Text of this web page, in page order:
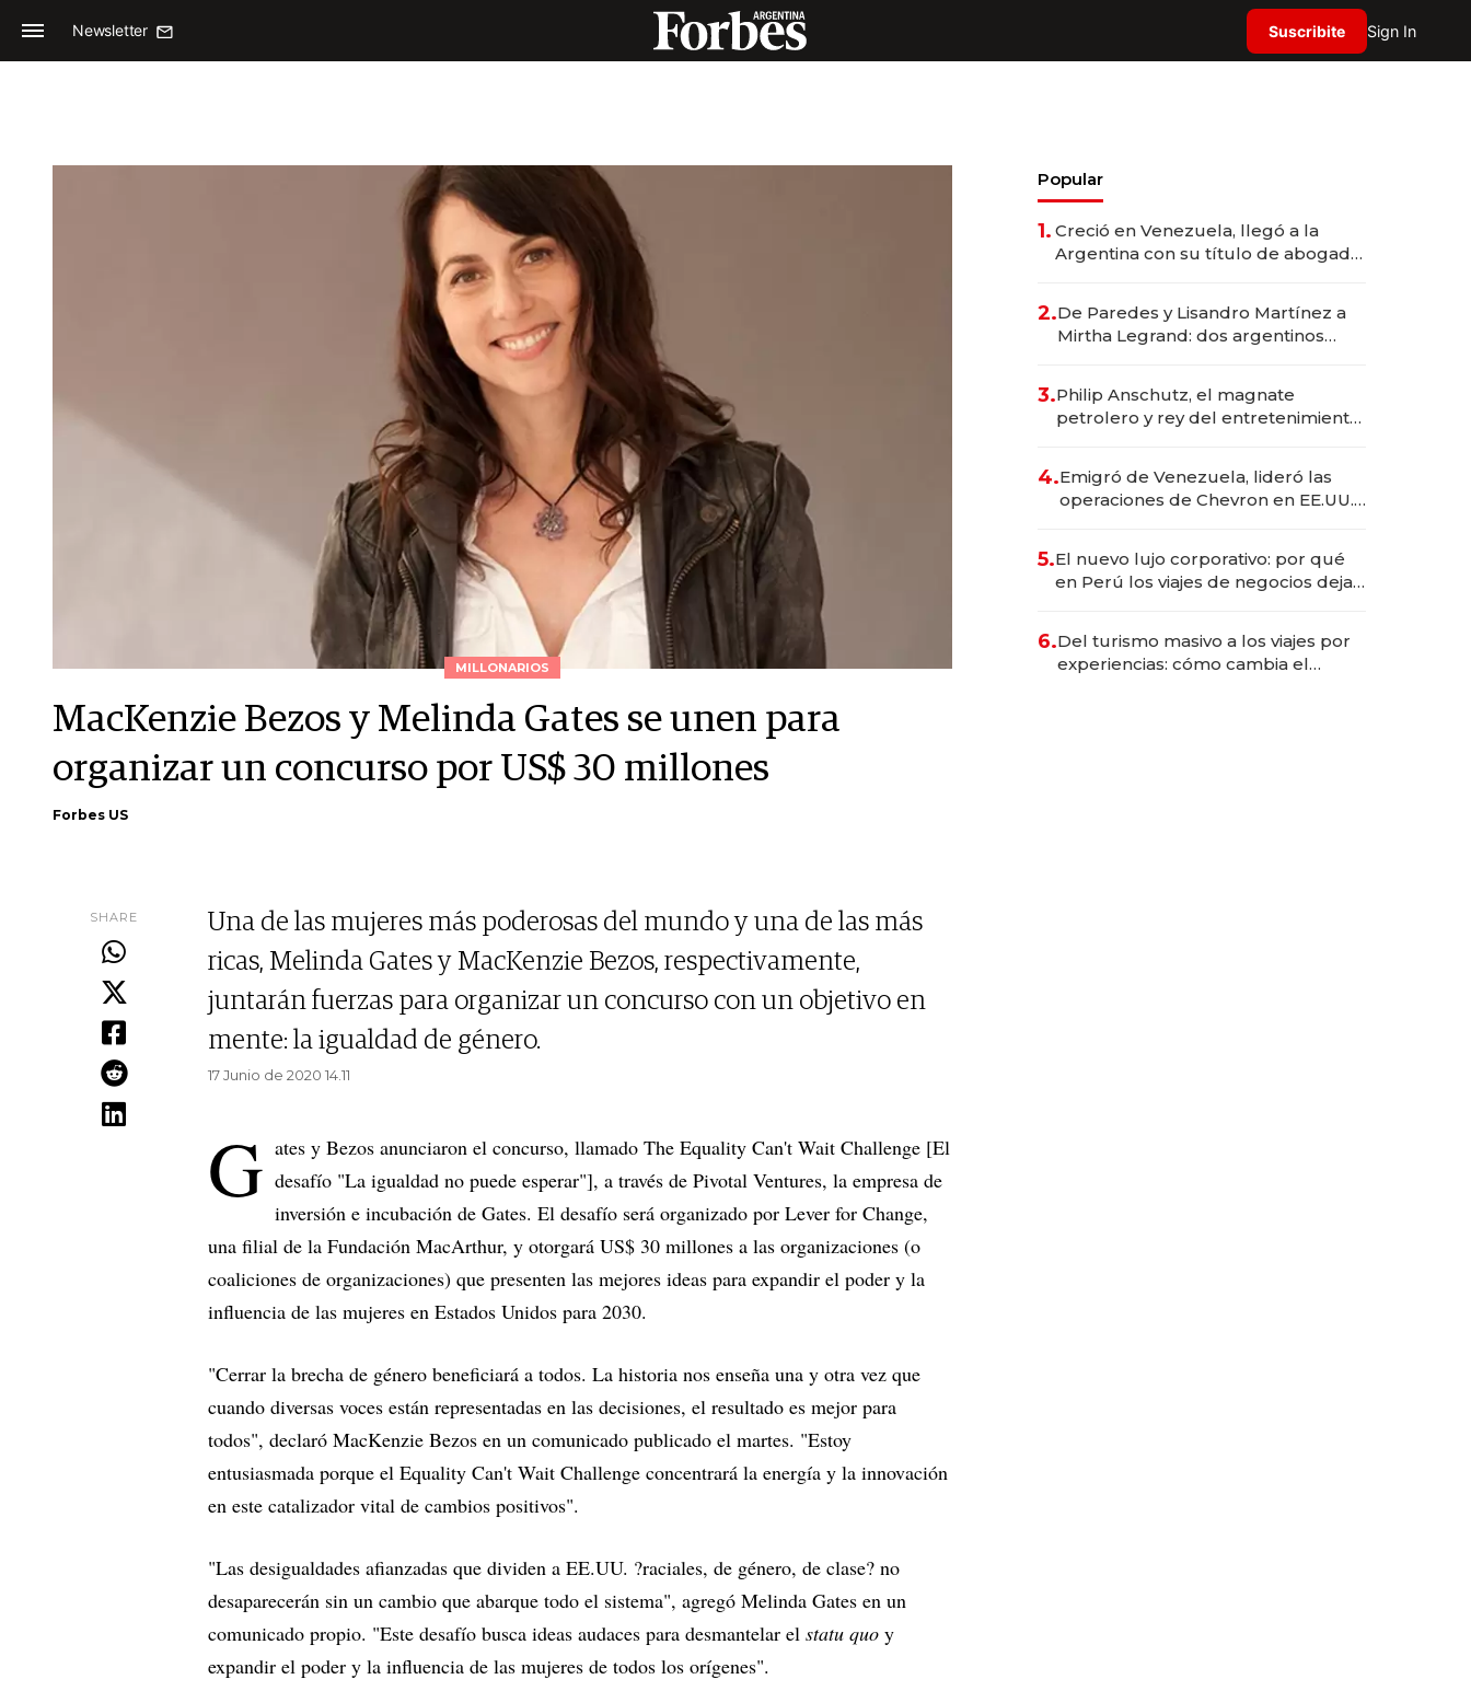
Newsletter Suscribite Sign In
MILLONARIOS
MacKenzie Bezos y Melinda Gates se unen para
organizar un concurso por US$ 30 millones
Forbes US
SHARE
Una de las mujeres más poderosas del mundo y una de las más
ricas, Melinda Gates y MacKenzie Bezos, respectivamente,
juntarán fuerzas para organizar un concurso con un objetivo en
mente: la igualdad de género.
17 Junio de 2020 14.11
G ates y Bezos anunciaron el concurso, llamado The Equality Can't Wait Challenge [El
desafío "La igualdad no puede esperar"], a través de Pivotal Ventures, la empresa de
inversión e incubación de Gates. El desafío será organizado por Lever for Change,
una filial de la Fundación MacArthur, y otorgará US$ 30 millones a las organizaciones (o
coaliciones de organizaciones) que presenten las mejores ideas para expandir el poder y la
influencia de las mujeres en Estados Unidos para 2030.
"Cerrar la brecha de género beneficiará a todos. La historia nos enseña una y otra vez que
cuando diversas voces están representadas en las decisiones, el resultado es mejor para
todos", declaró MacKenzie Bezos en un comunicado publicado el martes. "Estoy
entusiasmada porque el Equality Can't Wait Challenge concentrará la energía y la innovación
en este catalizador vital de cambios positivos".
"Las desigualdades afianzadas que dividen a EE.UU. ?raciales, de género, de clase? no
desaparecerán sin un cambio que abarque todo el sistema", agregó Melinda Gates en un
comunicado propio. "Este desafío busca ideas audaces para desmantelar el statu quo y
expandir el poder y la influencia de las mujeres de todos los orígenes".
Popular
1. Creció en Venezuela, llegó a la
Argentina con su título de abogado
marcas "fast premium"
2.De Paredes y Lisandro Martínez a
Mirtha Legrand: dos argentinos
3.Philip Anschutz, el magnate
petrolero y rey del entretenimiento
4.Emigró de Venezuela, lideró las
operaciones de Chevron en EE.UU.
5.El nuevo lujo corporativo: por qué
en Perú los viajes de negocios dejan
6.Del turismo masivo a los viajes por
experiencias: cómo cambia el